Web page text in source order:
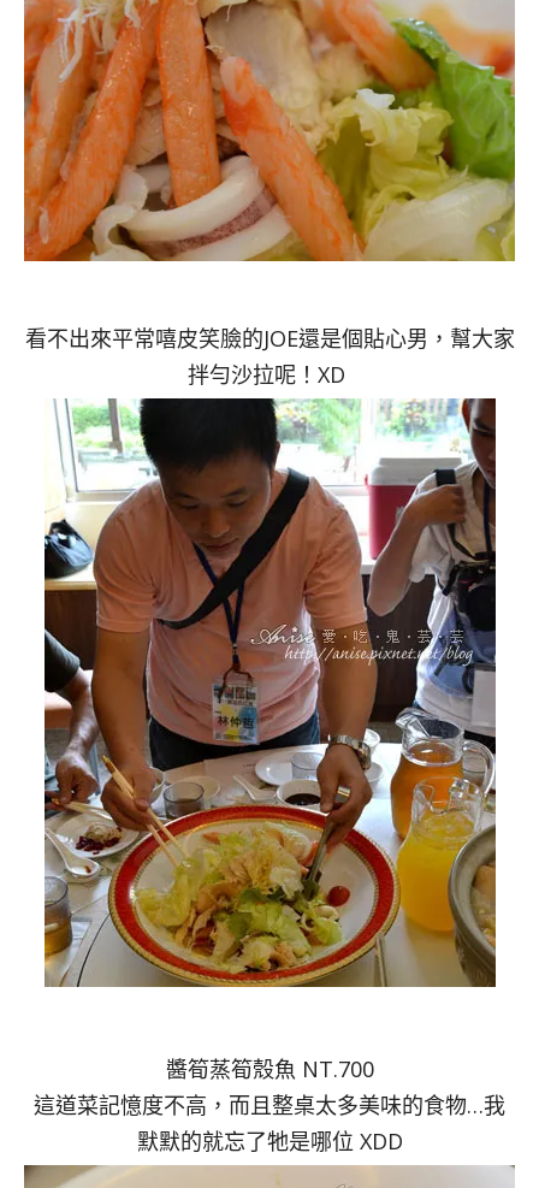
看不出來平常嘻皮笑臉的JOE還是個貼心男，幫大家
拌勻沙拉呢！XD
醬筍蒸筍殼魚 NT.700
這道菜記憶度不高，而且整桌太多美味的食物…我
默默的就忘了牠是哪位 XDD